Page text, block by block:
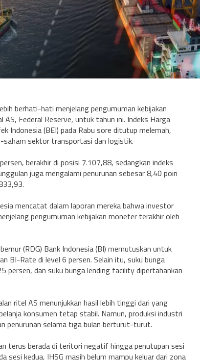
berhati-hati menjelang pengumuman kebijakan
Federal Reserve, untuk tahun ini. Indeks Harga
Indonesia (BEI) pada Rabu sore ditutup melemah,
saham sektor transportasi dan logistik.
berakhir di posisi 7.107,88, sedangkan indeks
juga mengalami penurunan sebesar 8,40 poin
mencatat dalam laporan mereka bahwa investor
pengumuman kebijakan moneter terakhir oleh
(RDG) Bank Indonesia (BI) memutuskan untuk
BI-Rate di level 6 persen. Selain itu, suku bunga
dan suku bunga lending facility dipertahankan
ritel AS menunjukkan hasil lebih tinggi dari yang
konsumen tetap stabil. Namun, produksi industri
penurunan selama tiga bulan berturut-turut.
terus berada di teritori negatif hingga penutupan sesi
sesi kedua, IHSG masih belum mampu keluar dari zona